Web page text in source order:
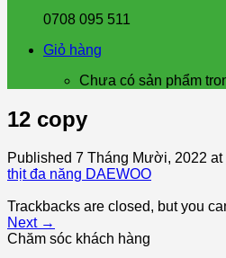
0708 095 511
Giỏ hàng
Chưa có sản phẩm
12 copy
Published 7 Tháng Mười, 2022 at
thịt đa năng DAEWOO
Trackbacks are closed, but you
Next →
Chăm sóc khách hàng